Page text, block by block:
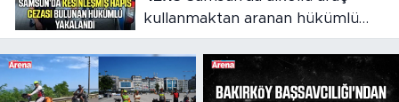
kullanmaktan aranan hükümlü
cezaevine gönderildi